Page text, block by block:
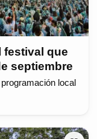
festival que
septiembre
local